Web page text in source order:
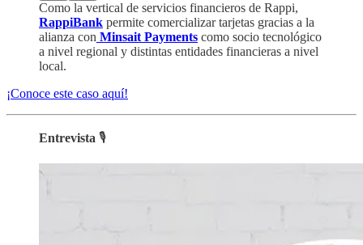
Como la vertical de servicios financieros de Rappi,
RappiBank permite comercializar tarjetas gracias a la
alianza con Minsait Payments como socio tecnológico
a nivel regional y distintas entidades financieras a nivel
local.
¡Conoce este caso aquí!
Entrevista 🎙️